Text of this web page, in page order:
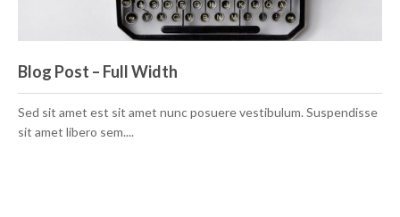
Blog Post – Full Width
Sed sit amet est sit amet nunc posuere vestibulum. Suspendisse
sit amet libero sem....